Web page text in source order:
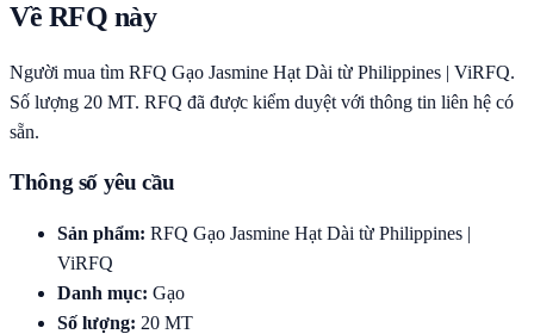
Về RFQ này
Người mua tìm RFQ Gạo Jasmine Hạt Dài từ Philippines | ViRFQ.
Số lượng 20 MT. RFQ đã được kiểm duyệt với thông tin liên hệ có
sẵn.
Thông số yêu cầu
Sản phẩm: RFQ Gạo Jasmine Hạt Dài từ Philippines |
ViRFQ
Danh mục: Gạo
Số lượng: 20 MT